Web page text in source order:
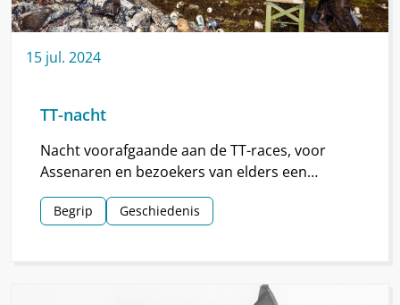
15 jul. 2024
TT-nacht
Nacht voorafgaande aan de TT-races, voor
Assenaren en bezoekers van elders een
hoogtepunt van de TT.
Begrip Geschiedenis